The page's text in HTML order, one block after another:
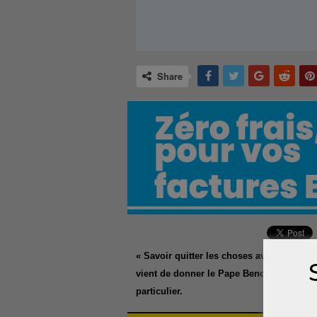
Share
« Savoir quitter les choses avant que les
vient de donner le Pape Benoît XVI aux
particulier.